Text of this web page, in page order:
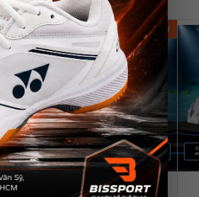
New New
Mua Ngay
☆ ☆☆☆(0)